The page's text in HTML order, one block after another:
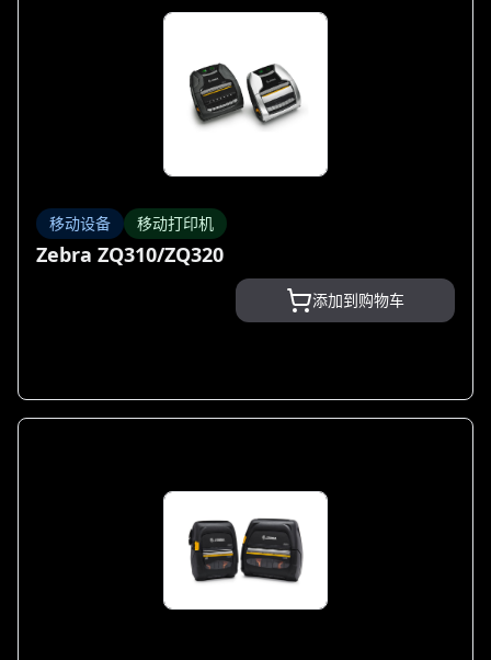
移动设备 移动打印机
Zebra ZQ310/ZQ320
添加到购物车